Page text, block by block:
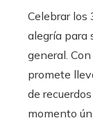
Celebrar los
alegría para
general.
promete
de
momento